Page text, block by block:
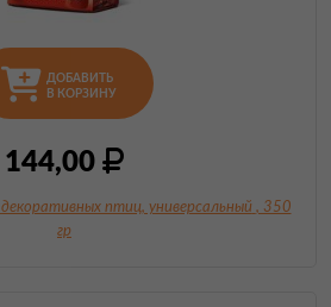
ДОБАВИТЬ
В КОРЗИНУ
144,00
птиц, универсальный , 350
гр